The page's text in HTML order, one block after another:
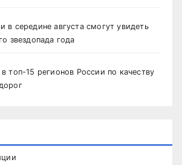
в середине августа смогут увидеть
звездопада года
топ-15 регионов России по качеству